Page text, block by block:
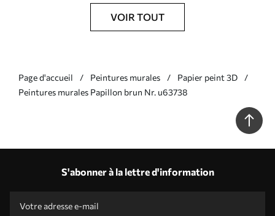
VOIR TOUT
Page d'accueil Peintures murales
Papier peint 3D
Peintures murales Papillon brun Nr. u63738
S'abonner à la lettre d'information